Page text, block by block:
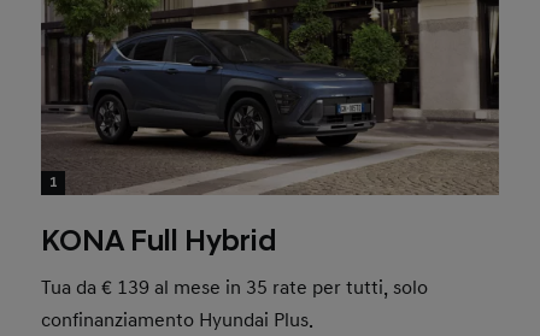
1
KONA Full Hybrid
Tua da € 139 al mese in 35 rate per tutti, solo
confinanziamento Hyundai Plus.